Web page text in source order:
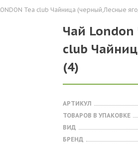
Tea club Чайница (черный,Лесные
Чай London
club
(4)
АРТИКУЛ
ТОВАРОВ В УПАКОВКЕ
ВИД
БРЕНД